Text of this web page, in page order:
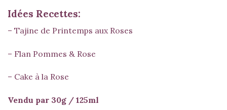
Idées Recettes:
– Tajine de Printemps aux Roses
– Flan Pommes & Rose
– Cake à la Rose
Vendu par 30g / 125ml